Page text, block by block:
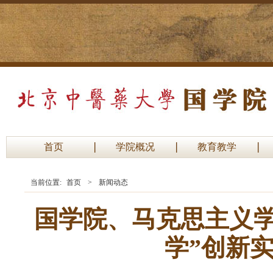
首页 学院概况 教育教学
当前位置: 首页 > 新闻动态
国学院、马克思主义
学”创新